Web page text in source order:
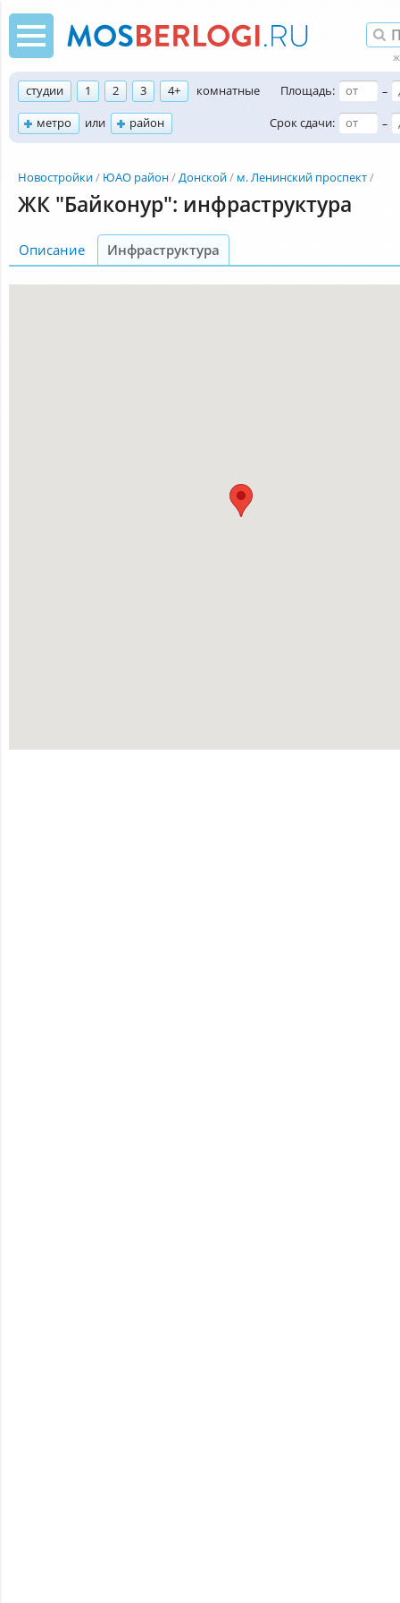
студии 1 2 3 4+
комнатные
метро
или район
Площадь:
–
Срок сдачи:
–
Новостройки ЮАО район Донской м. Ленинский проспект
ЖК "Байконур": инфраструктура
Описание Инфраструктура